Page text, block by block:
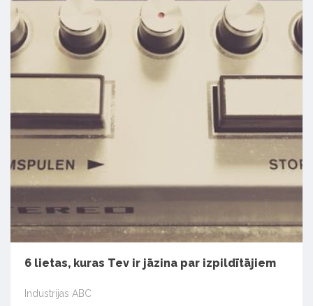
6 lietas, kuras Tev ir jāzina par izpildītājiem
Industrijas ABC